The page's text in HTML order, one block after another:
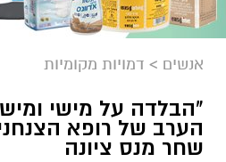
אנשים > דמויות מקומיות
"הבלדה על מישי
הערב של רופא
שחר מנס ציונה